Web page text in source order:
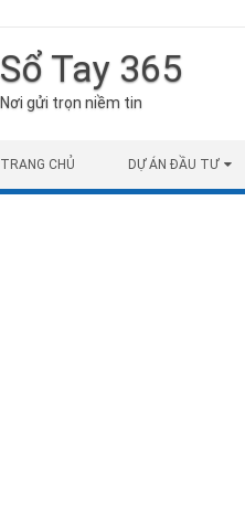
Sổ Tay 365
Nơi gửi trọn niềm tin
TRANG CHỦ DỰ ÁN ĐẦU TƯ